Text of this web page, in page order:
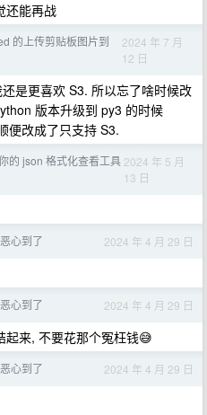
还能再战
的上传剪贴板图片到
2024 年 7 月
12 日
是更喜欢 S3. 所以忘了啥时候改
版本升级到 py3 的时候
便改成了只支持 S3.
的 json 格式化查看工具 2024 年 5 月
13 日
心到了 2024 年 4 月 29 日
心到了 2024 年 4 月 29 日
起来, 不要花那个冤枉钱😅
心到了 2024 年 4 月 29 日